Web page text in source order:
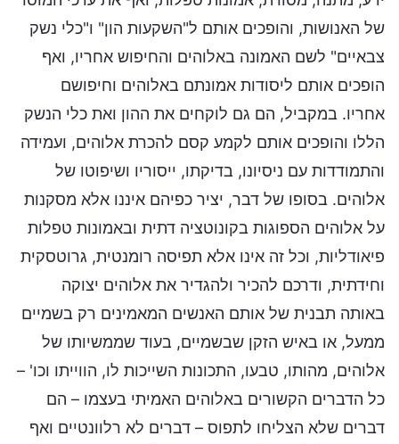
של האנושות, והופכים אותם ל"השקעות הון" ו"כלי נשק
צבאיים" לשם האמונה באלוהים והחיפוש אחריו, ואף
הופכים אותם ליסודות אמונתם באלוהים וחיפושם
אחריו. במקביל, הם גם לוקחים את ההון ואת כלי הנשק
הללו והופכים אותם לקמע קסם להכרת אלוהים, ועמידה
והתמודדות עם ניסיונו, בדיקתו, ייסוריו ושיפוטו של
אלוהים. בסופו של דבר, יציר כפיהם איננו אלא מסקנות
על אלוהים הספוגות בקונוטציה דתית ובאמונות טפלות
פיאודליות, וכל זה אינו אלא תפיסה רומנטית, גרוטסקית
וחידתית, ודרכם להכיר ולהגדיר את אלוהים יצוקה
באותה תבנית של אותם האנשים המאמינים רק בשמיים
ממעל, או באיש הזקן שבשמיים, בעוד שממשיותו של
אלוהים, מהותו, טבעו, התכונות השייכות לו, הווייתו וכו' –
כל הדברים הקשורים באלוהים האמיתי בעצמו – הם
דברים שלא הצליחו לתפוס – דברים לא רלוונטיים ואף